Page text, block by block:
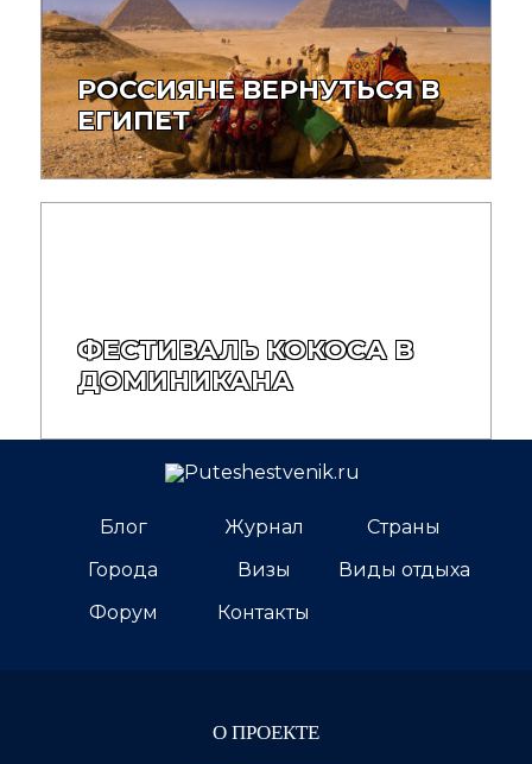
РОССИЯНЕ ВЕРНУТЬСЯ В
ЕГИПЕТ
ФЕСТИВАЛЬ КОКОСА В
ДОМИНИКАНА
Блог Журнал
Страны
Города
Визы
Виды отдыха
Форум
Контакты
О ПРОЕКТЕ